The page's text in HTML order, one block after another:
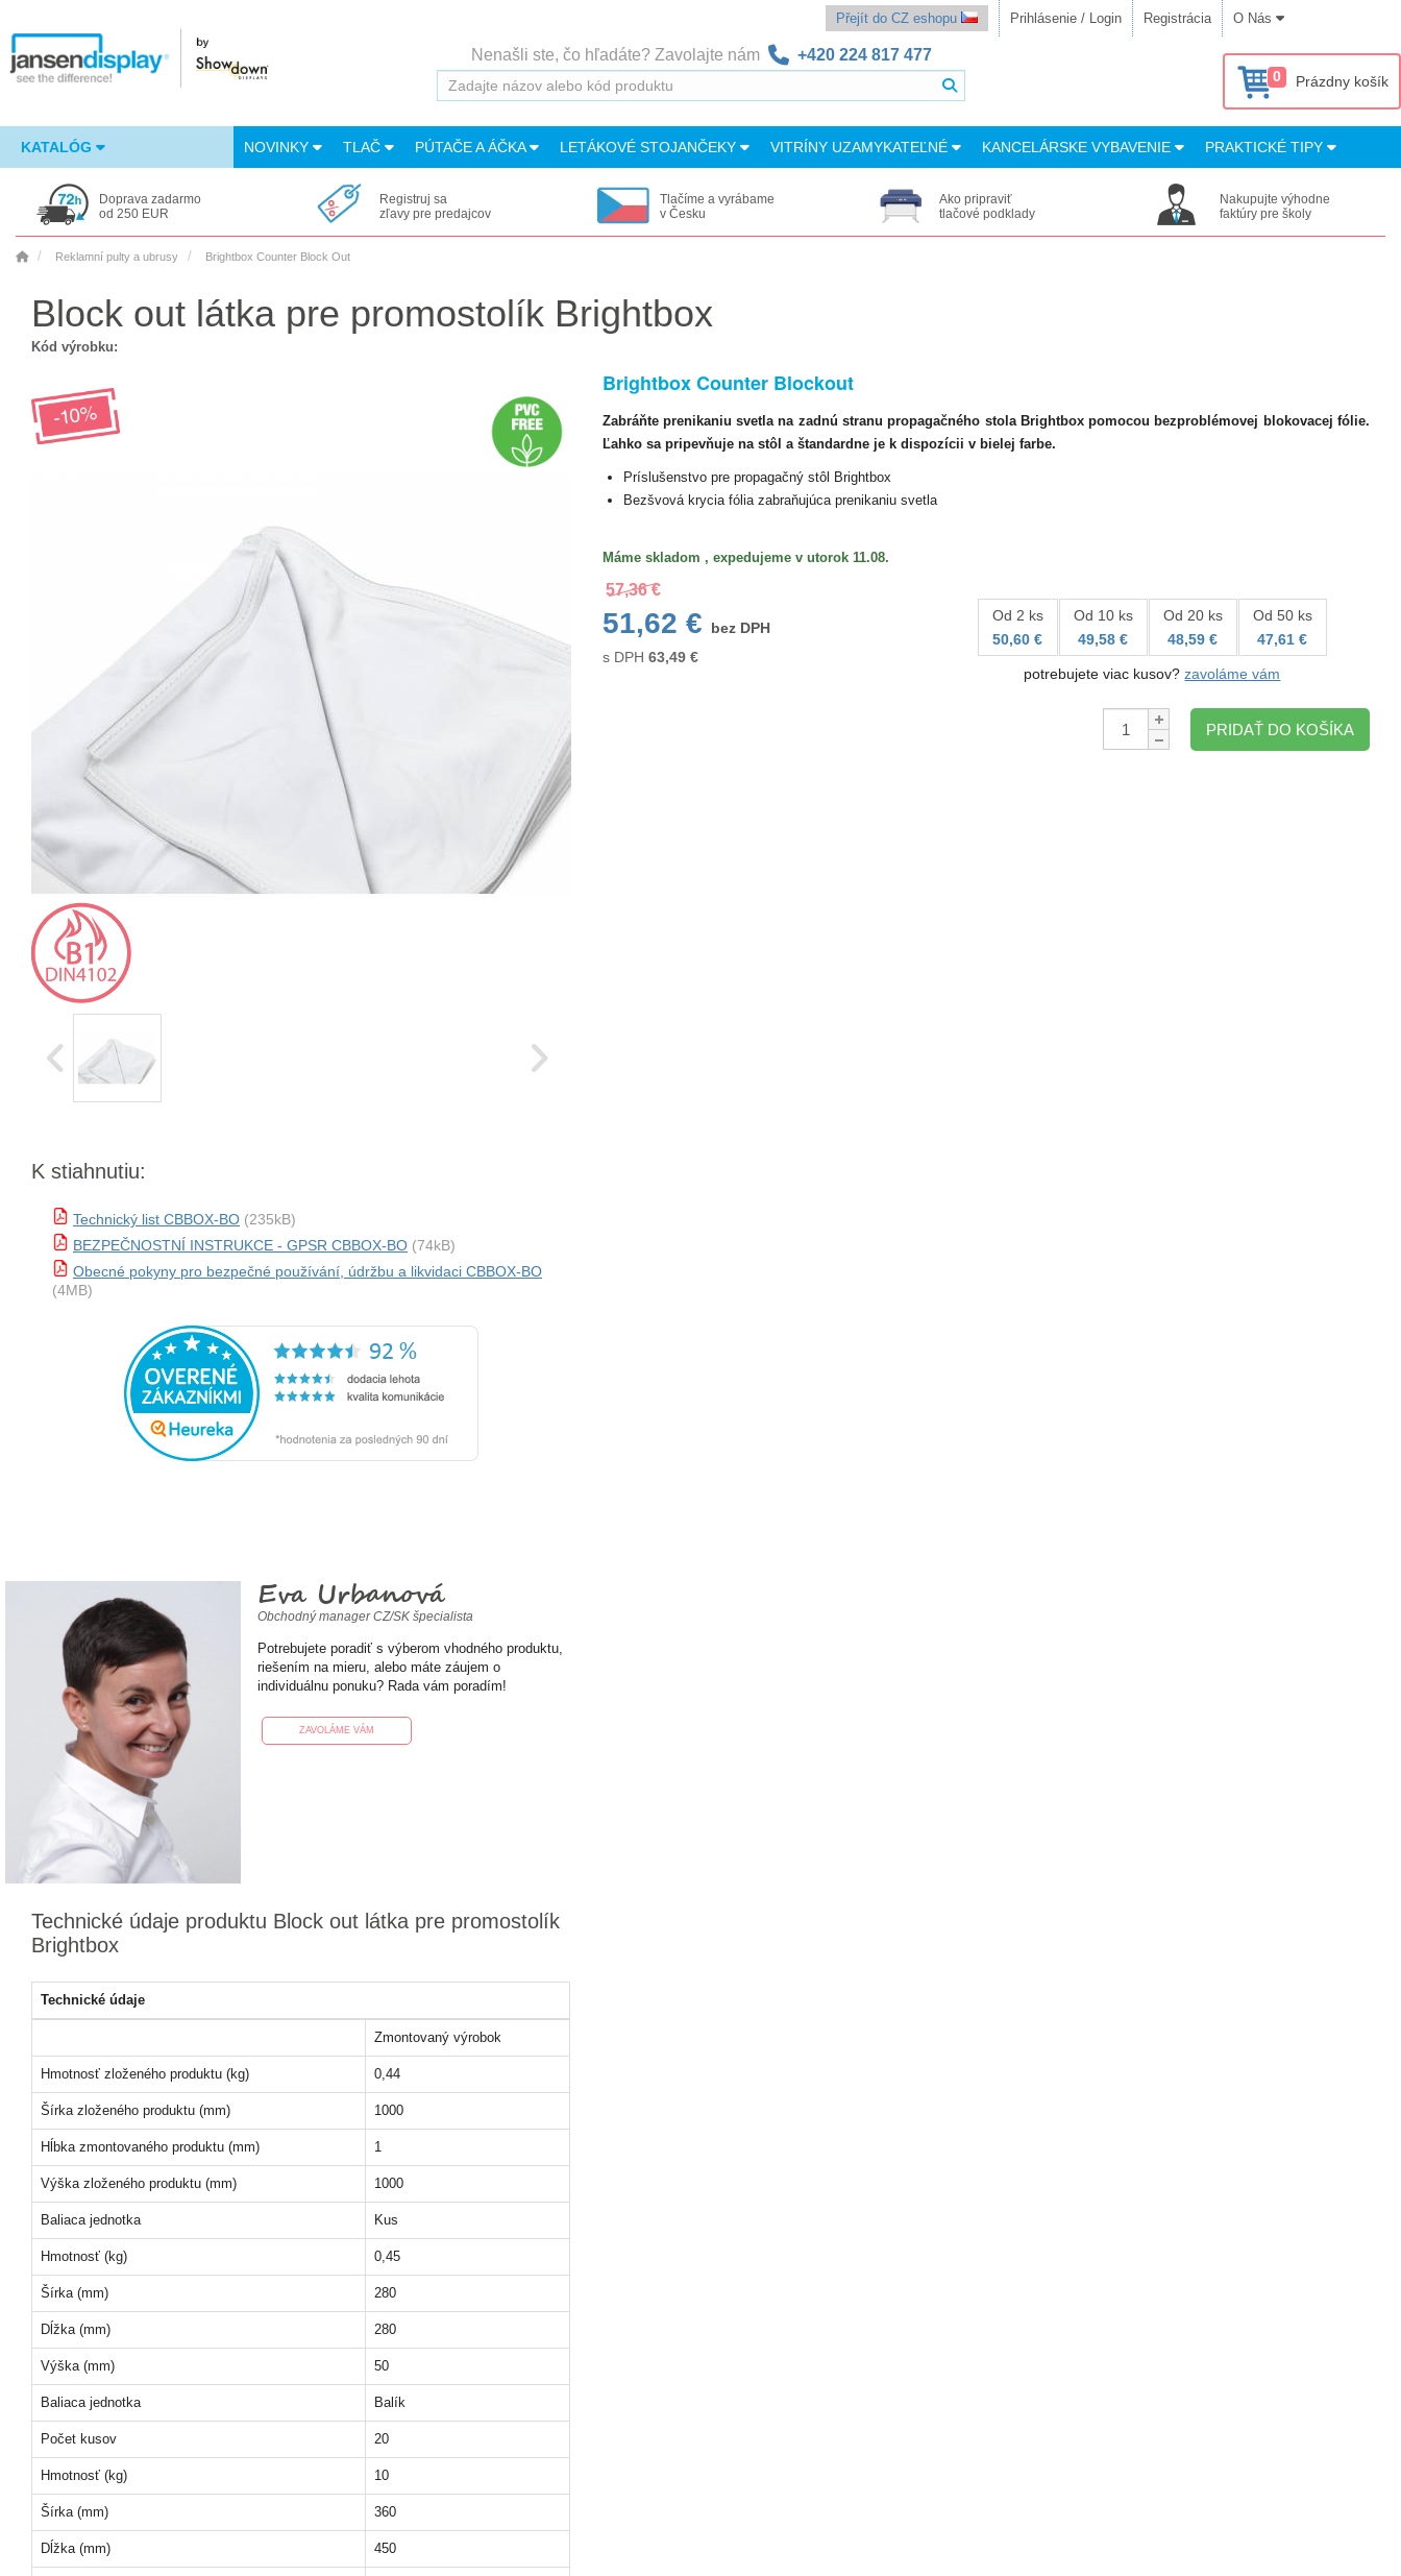
Přejít do CZ eshopu Prihlásenie / Login Registrácia O Nás
Nenašli ste, čo hľadáte? Zavolajte nám +420 224 817 477
0 Prázdny košík
KATALÓG NOVINKY TLAČ PÚTAČE A ÁČKA LETÁKOVÉ STOJANČEKY VITRÍNY UZAMYKATEĽNÉ KANCELÁRSKE VYBAVENIE PRAKTICKÉ TIPY
Doprava zadarmo
od 250 EUR
Registruj sa
zľavy pre predajcov
Tlačíme a vyrábame
v Česku
Ako pripraviť
tlačové podklady
Nakupujte výhodne
faktúry pre školy
Reklamní pulty a ubrusy Brightbox Counter Block Out
Block out látka pre promostolík Brightbox
Kód výrobku:
K stiahnutiu:
Technický list CBBOX-BO (235kB)
BEZPEČNOSTNÍ INSTRUKCE - GPSR CBBOX-BO (74kB)
Obecné pokyny pro bezpečné používání, údržbu a likvidaci CBBOX-BO
(4MB)
Eva Urbanová
Obchodný manager CZ/SK špecialista
Potrebujete poradiť s výberom vhodného produktu,
riešením na mieru, alebo máte záujem o
individuálnu ponuku? Rada vám poradím!
ZAVOLÁME VÁM
Technické údaje produktu Block out látka pre promostolík
Brightbox
Technické údaje
Zmontovaný výrobok
Hmotnosť zloženého produktu (kg) 0,44
Šírka zloženého produktu (mm) 1000
Hĺbka zmontovaného produktu (mm) 1
Výška zloženého produktu (mm) 1000
Baliaca jednotka Kus
Hmotnosť (kg) 0,45
Šírka (mm) 280
Dĺžka (mm) 280
Výška (mm) 50
Baliaca jednotka Balík
Počet kusov 20
Hmotnosť (kg) 10
Šírka (mm) 360
Dĺžka (mm) 450
Brightbox Counter Blockout
Zabráňte prenikaniu svetla na zadnú stranu propagačného stola Brightbox pomocou bezproblémovej blokovacej fólie.
Ľahko sa pripevňuje na stôl a štandardne je k dispozícii v bielej farbe.
Príslušenstvo pre propagačný stôl Brightbox
Bezšvová krycia fólia zabraňujúca prenikaniu svetla
Máme skladom , expedujeme v utorok 11.08.
57,36 €
51,62 €
bez DPH
s DPH 63,49€
Od 2 ks
50,60 €
Od 10 ks
49,58 €
Od 20 ks
48,59 €
Od 50 ks
47,61 €
potrebujete viac kusov?zavoláme vám
Množstvo:
PRIDAŤ DO KOŠÍKA